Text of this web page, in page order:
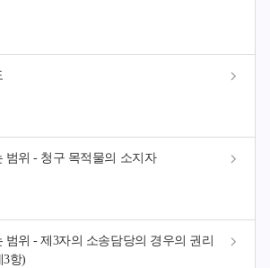
범위 - 청구 목적물의 소지자
범위 - 제3자의 소송담당의 경우의 권리
3항)